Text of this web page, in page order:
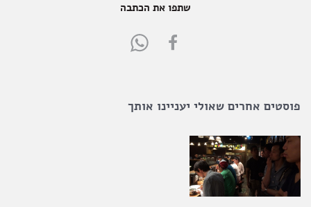
שתפו את הכתבה
Share
Share
in
פוסטים אחרים שאולי יעניינו אותך